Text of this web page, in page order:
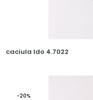
caciula Ido 4.7022
-20%